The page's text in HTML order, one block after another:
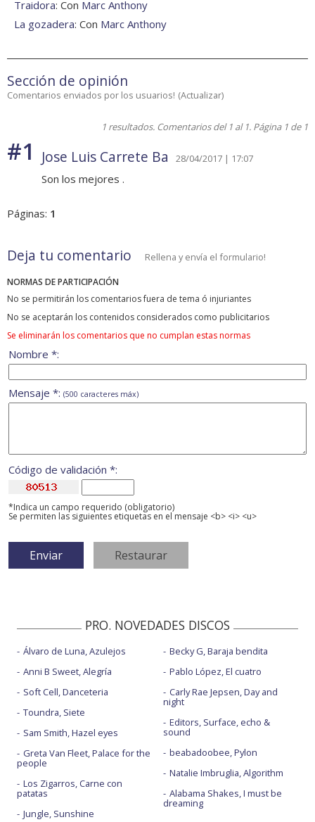
Traidora: Con Marc Anthony
La gozadera: Con Marc Anthony
Sección de opinión
Comentarios enviados por los usuarios! (Actualizar)
1 resultados. Comentarios del 1 al 1. Página 1 de 1
#1 Jose Luis Carrete Ba 28/04/2017 | 17:07
Son los mejores .
Páginas: 1
Deja tu comentario Rellena y envía el formulario!
NORMAS DE PARTICIPACIÓN
No se permitirán los comentarios fuera de tema ó injuriantes
No se aceptarán los contenidos considerados como publicitarios
Se eliminarán los comentarios que no cumplan estas normas
Nombre *:
Mensaje *: (500 caracteres máx)
Código de validación *:
*Indica un campo requerido (obligatorio)
Se permiten las siguientes etiquetas en el mensaje <b> <i> <u>
PRO. NOVEDADES DISCOS
Álvaro de Luna, Azulejos
Anni B Sweet, Alegría
Soft Cell, Danceteria
Toundra, Siete
Sam Smith, Hazel eyes
Greta Van Fleet, Palace for the
people
Los Zigarros, Carne con
patatas
Jungle, Sunshine
Becky G, Baraja bendita
Pablo López, El cuatro
Carly Rae Jepsen, Day and
night
Editors, Surface, echo &
sound
beabadoobee, Pylon
Natalie Imbruglia, Algorithm
Alabama Shakes, I must be
dreaming